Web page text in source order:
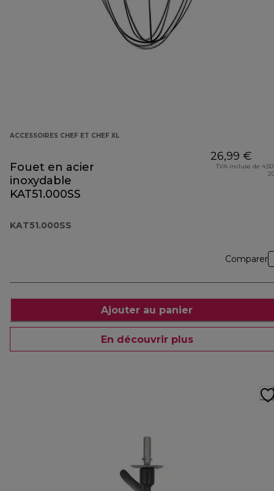
ACCESSOIRES CHEF ET CHEF XL
Fouet en acier
inoxydable
KAT51.000SS
KAT51.000SS
26,99 €
TVA incluse de
Comparer
Ajouter au panier
En découvrir plus